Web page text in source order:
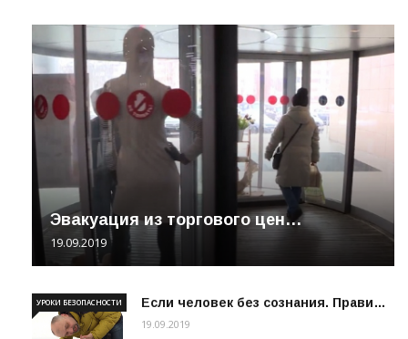
Эвакуация из торгового цен…
19.09.2019
Если человек без сознания. Прави…
УРОКИ БЕЗОПАСНОСТИ
19.09.2019